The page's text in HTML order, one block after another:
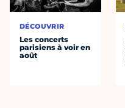
DÉCOUVRIR
Les concerts
parisiens à voir en
août